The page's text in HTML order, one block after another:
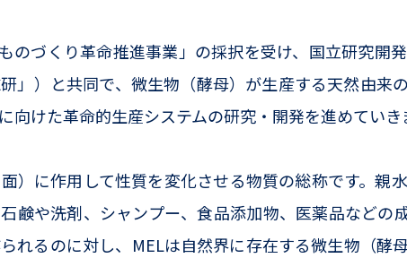
のづくり革命推進事業」の採択を受け、国立研究開
」）と共同で、微生物（酵母）が生産する天然由来
向けた革命的生産システムの研究・開発を進めていき
）に作用して性質を変化させる物質の総称です。親
鹸や洗剤、シャンプー、食品添加物、医薬品などの
れるのに対し、MELは自然界に存在する微生物（酵